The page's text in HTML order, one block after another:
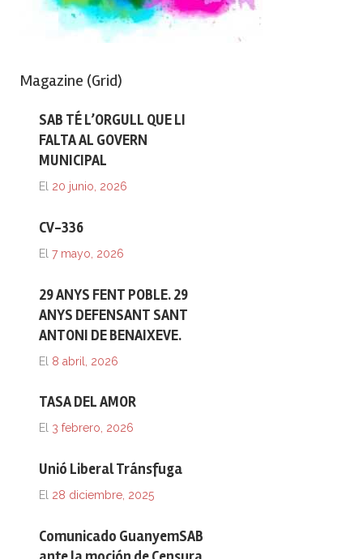
Magazine (Grid)
SAB TÉ L’ORGULL QUE LI
FALTA AL GOVERN
MUNICIPAL
El 20 junio, 2026
CV-336
El 7 mayo, 2026
29 ANYS FENT POBLE. 29
ANYS DEFENSANT SANT
ANTONI DE BENAIXEVE.
El 8 abril, 2026
TASA DEL AMOR
El 3 febrero, 2026
Unió Liberal Tránsfuga
El 28 diciembre, 2025
Comunicado GuanyemSAB